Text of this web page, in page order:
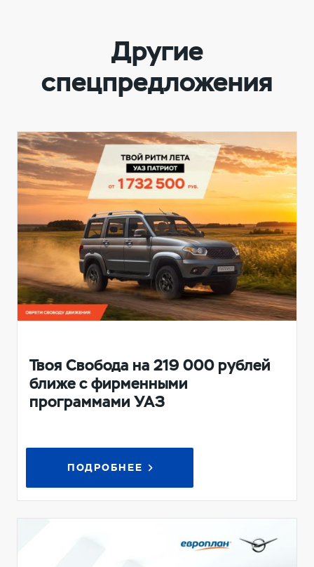
Другие
спецпредложения
Твоя Свобода на 219 000 рублей
ближе с фирменными
программами УАЗ
ПОДРОБНЕЕ